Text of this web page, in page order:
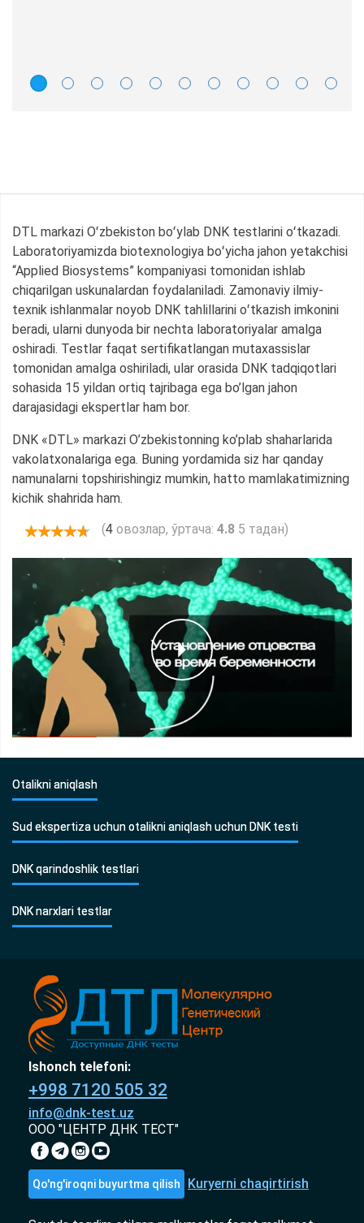
DTL markazi Oʻzbekiston boʻylab DNK testlarini oʻtkazadi.
Laboratoriyamizda biotexnologiya boʻyicha jahon yetakchisi
“Applied Biosystems” kompaniyasi tomonidan ishlab
chiqarilgan uskunalardan foydalaniladi. Zamonaviy ilmiy-
texnik ishlanmalar noyob DNK tahlillarini oʻtkazish imkonini
beradi, ularni dunyoda bir nechta laboratoriyalar amalga
oshiradi. Testlar faqat sertifikatlangan mutaxassislar
tomonidan amalga oshiriladi, ular orasida DNK tadqiqotlari
sohasida 15 yildan ortiq tajribaga ega bo’lgan jahon
darajasidagi ekspertlar ham bor.
DNK «DTL» markazi O’zbekistonning ko’plab shaharlarida
vakolatxonalariga ega. Buning yordamida siz har qanday
namunalarni topshirishingiz mumkin, hatto mamlakatimizning
kichik shahrida ham.
(4 овозлар, ўртача: 4.8 5 тадан)
Otalikni aniqlash
Sud ekspertiza uchun otalikni aniqlash uchun DNK testi
DNK qarindoshlik testlari
DNK narxlari testlar
Ishonch telefoni:
+998 7120 505 32
info@dnk-test.uz
ООО "ЦЕНТР ДНК ТЕСТ"
Qo'ng'iroqni buyurtma qilish Kuryerni chaqirtirish